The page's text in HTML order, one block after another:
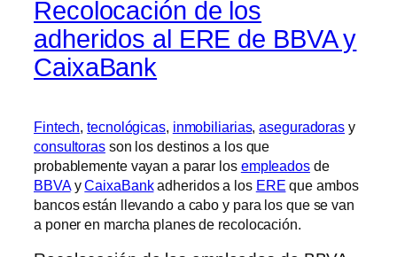
Recolocación de los
adheridos al ERE de BBVA y
CaixaBank
Fintech,tecnológicas, inmobiliarias,aseguradoras y
consultorasson los destinos a los que
probablemente vayan a parar los empleadosde
BBVAyCaixaBankadheridos a los ERE que ambos
bancos están llevando a cabo y para los que se van
a poner en marcha planes de recolocación.